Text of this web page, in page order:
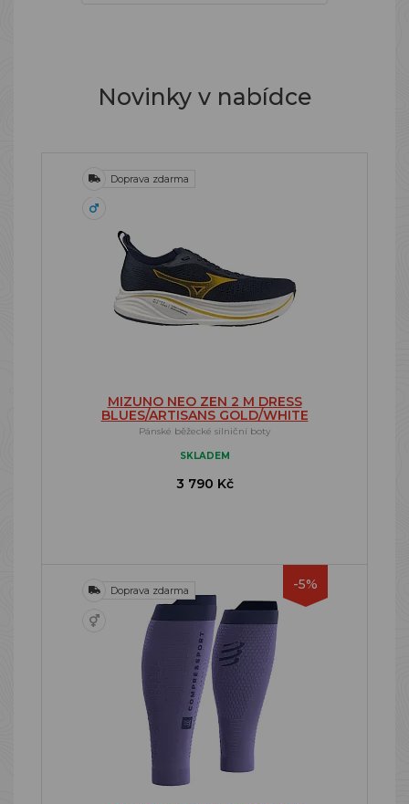
Novinky v nabídce
Doprava zdarma
MIZUNO NEO ZEN 2 M DRESS
BLUES/ARTISANS GOLD/WHITE
Pánské běžecké silniční boty
SKLADEM
3 790 Kč
-5%
Doprava zdarma